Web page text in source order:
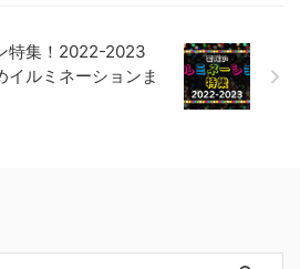
特集！2022-2023
イルミネーションま